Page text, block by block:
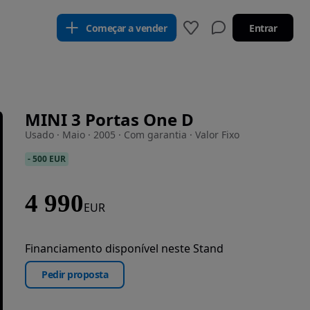
Começar a vender Entrar
MINI 3 Portas One D
Usado · Maio · 2005 · Com garantia · Valor Fixo
-500 EUR
4 990EUR
Financiamento disponível neste Stand
Pedir proposta